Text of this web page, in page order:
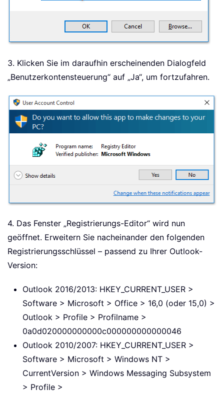
3. Klicken Sie im daraufhin erscheinenden Dialogfeld
„Benutzerkontensteuerung“ auf „Ja“, um fortzufahren.
4. Das Fenster „Registrierungs-Editor“ wird nun
geöffnet. Erweitern Sie nacheinander den folgenden
Registrierungsschlüssel – passend zu Ihrer Outlook-
Version:
Outlook 2016/2013: HKEY_CURRENT_USER >
Software > Microsoft > Office > 16,0 (oder 15,0) >
Outlook > Profile > Profilname >
0a0d020000000000c000000000000046
Outlook 2010/2007: HKEY_CURRENT_USER >
Software > Microsoft > Windows NT >
CurrentVersion > Windows Messaging Subsystem
> Profile >